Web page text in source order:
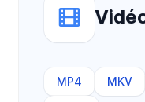
MP4 MKV